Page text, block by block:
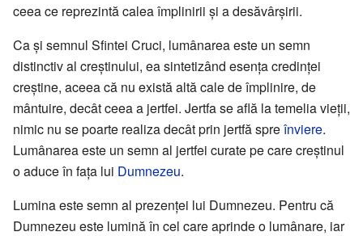
ceea ce reprezintă calea împlinirii și a desăvârșirii.
Ca și semnul Sfintei Cruci, lumânarea este un semn
distinctiv al creștinului, ea sintetizând esența credinței
creștine, aceea că nu există altă cale de împlinire, de
mântuire, decât ceea a jertfei. Jertfa se află la temelia vieții,
nimic nu se poarte realiza decât prin jertfă spreînviere.
Lumânarea este un semn al jertfei curate pe care creștinul
o aduce în fața lui Dumnezeu.
Lumina este semn al prezenței lui Dumnezeu. Pentru că
Dumnezeu este lumină în cel care aprinde o lumânare, iar